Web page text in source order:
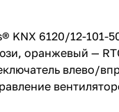
KNX 6120/12-
оранжевый —
влево/